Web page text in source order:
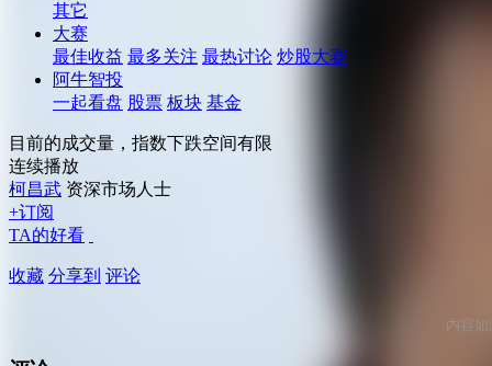
其它
大赛
最佳收益 最多关注 最热讨论 炒股大赛
阿牛智投
一起看盘 股票 板块 基金
目前的成交量，指数下跌空间有限
连续播放
柯昌武 资深市场人士
+订阅
TA的好看
收藏 分享到 评论
内容